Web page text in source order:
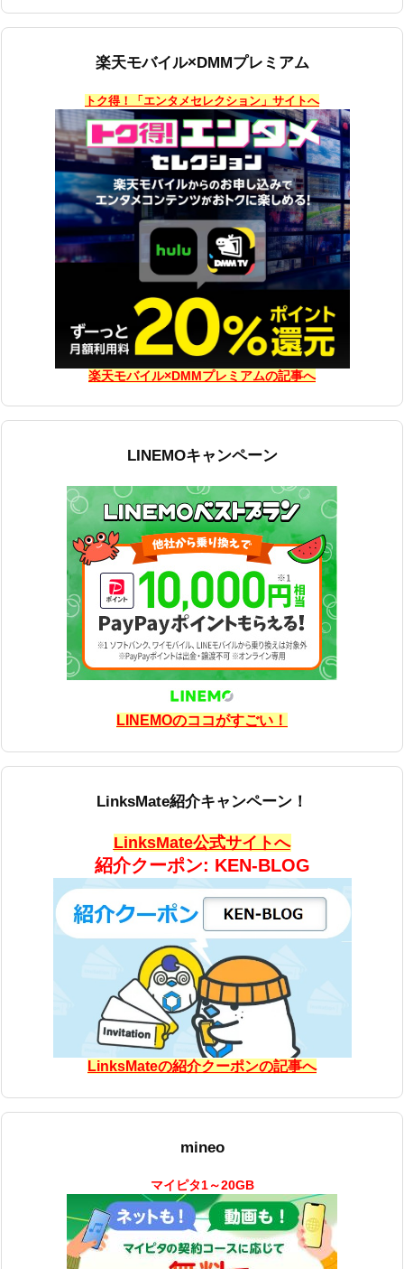
楽天モバイル×DMMプレミアム
トク得！「エンタメセレクション」サイトへ
楽天モバイル×DMMプレミアムの記事へ
LINEMOキャンペーン
LINEMOのココがすごい！
LinksMate紹介キャンペーン！
LinksMate公式サイトへ
紹介クーポン: KEN-BLOG
LinksMateの紹介クーポンの記事へ
mineo
マイピタ1～20GB